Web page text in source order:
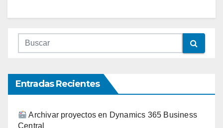
Entradas Recientes
Archivar proyectos en Dynamics 365 Business
Central